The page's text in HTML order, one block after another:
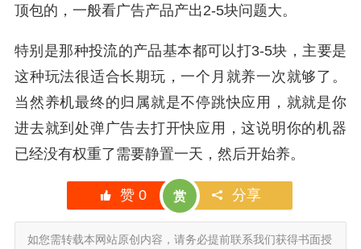
顶包的，一般看广告产品产出2-5块问题大。
特别是那种投流的产品基本都可以打3-5块，主要是
这种玩法很适合长期玩，一个月就养一次就够了。
当然养机最终的归属就是不停跳快应用，就就是你
进去就到处弹广告去打开快应用，这说明你的机器
已经没有权重了需要静置一天，然后开始养。
赞 0 赏 分享
如您需转载本网站原创内容，请务必提前联系我们获得书面授